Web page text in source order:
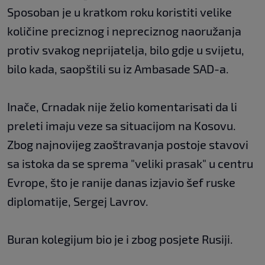
Sposoban je u kratkom roku koristiti velike
količine preciznog i nepreciznog naoružanja
protiv svakog neprijatelja, bilo gdje u svijetu,
bilo kada, saopštili su iz Ambasade SAD-a.
Inače, Crnadak nije želio komentarisati da li
preleti imaju veze sa situacijom na Kosovu.
Zbog najnovijeg zaoštravanja postoje stavovi
sa istoka da se sprema "veliki prasak" u centru
Evrope, što je ranije danas izjavio šef ruske
diplomatije, Sergej Lavrov.
Buran kolegijum bio je i zbog posjete Rusiji.